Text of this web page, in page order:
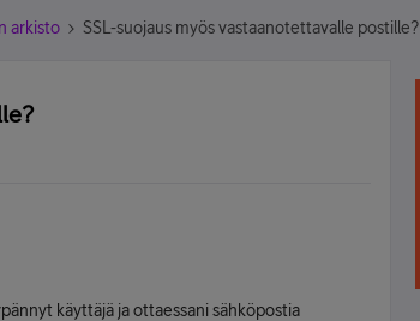
arkisto SSL-suojaus myös vastaanotettavalle postille?
käyttäjä ja ottaessani sähköpostia